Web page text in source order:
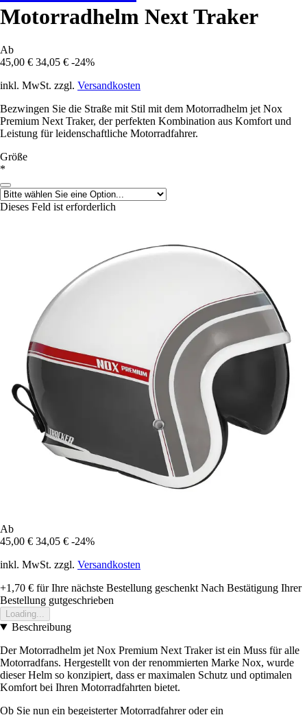
Motorradhelm Next Traker
Ab
45,00 € 34,05 € -24%
inkl. MwSt. zzgl. Versandkosten
Bezwingen Sie die Straße mit Stil mit dem Motorradhelm jet Nox
Premium Next Traker, der perfekten Kombination aus Komfort und
Leistung für leidenschaftliche Motorradfahrer.
Größe
*
Dieses Feld ist erforderlich
Ab
45,00 € 34,05 € -24%
inkl. MwSt. zzgl. Versandkosten
+1,70 € für Ihre nächste Bestellung geschenkt Nach Bestätigung Ihrer
Bestellung gutgeschrieben
Loading...
Beschreibung
Der Motorradhelm jet Nox Premium Next Traker ist ein Muss für alle
Motorradfans. Hergestellt von der renommierten Marke Nox, wurde
dieser Helm so konzipiert, dass er maximalen Schutz und optimalen
Komfort bei Ihren Motorradfahrten bietet.
Ob Sie nun ein begeisterter Motorradfahrer oder ein